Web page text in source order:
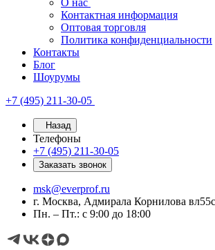
О нас
Контактная информация
Оптовая торговля
Политика конфиденциальности
Контакты
Блог
Шоурумы
+7 (495) 211-30-05
Назад
Телефоны
+7 (495) 211-30-05
Заказать звонок
msk@everprof.ru
г. Москва, Адмирала Корнилова
Пн. – Пт.: с 9:00 до 18:00